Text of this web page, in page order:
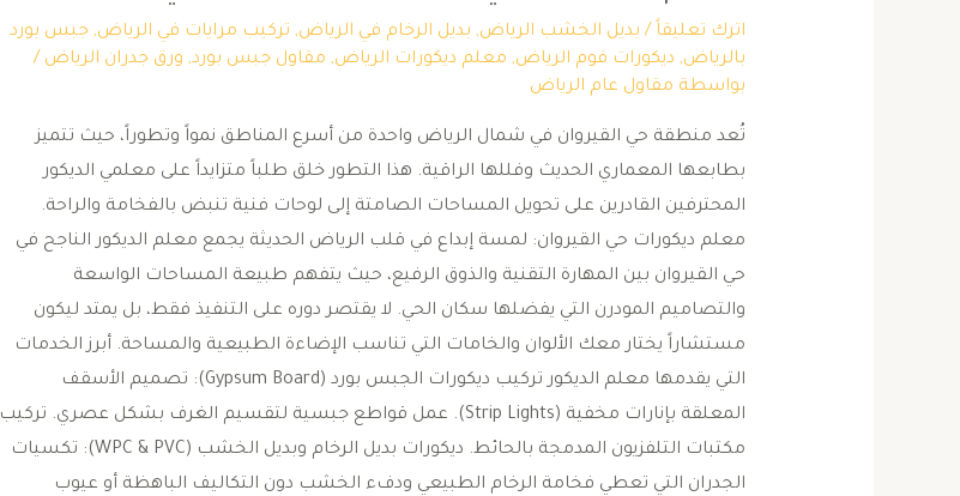
اترك تعليقاً / بديل الخشب الرياض, بديل الرخام في الرياض, تركيب مرايات في الرياض, جبس بورد
بالرياض, ديكورات فوم الرياض, معلم ديكورات الرياض, مقاول جبس بورد, ورق جدران الرياض /
بواسطة مقاول عام الرياض
تُعد منطقة حي القيروان في شمال الرياض واحدة من أسرع المناطق نمواً وتطوراً، حيث تتميز
بطابعها المعماري الحديث وفللها الراقية. هذا التطور خلق طلباً متزايداً على معلمي الديكور
المحترفين القادرين على تحويل المساحات الصامتة إلى لوحات فنية تنبض بالفخامة والراحة. ​ ​
معلم ديكورات حي القيروان: لمسة إبداع في قلب الرياض الحديثة ​يجمع معلم الديكور الناجح في
حي القيروان بين المهارة التقنية والذوق الرفيع، حيث يتفهم طبيعة المساحات الواسعة
والتصاميم المودرن التي يفضلها سكان الحي. لا يقتصر دوره على التنفيذ فقط، بل يمتد ليكون
مستشاراً يختار معك الألوان والخامات التي تناسب الإضاءة الطبيعية والمساحة. ​أبرز الخدمات
التي يقدمها معلم الديكور ​تركيب ديكورات الجبس بورد (Gypsum Board): ​تصميم الأسقف
المعلقة بإنارات مخفية (Strip Lights). ​عمل قواطع جبسية لتقسيم الغرف بشكل عصري. ​تركيب
مكتبات التلفزيون المدمجة بالحائط. ​ديكورات بديل الرخام وبديل الخشب (WPC & PVC): ​تكسيات
الجدران التي تعطي فخامة الرخام الطبيعي ودفء الخشب دون التكاليف الباهظة أو عيوب